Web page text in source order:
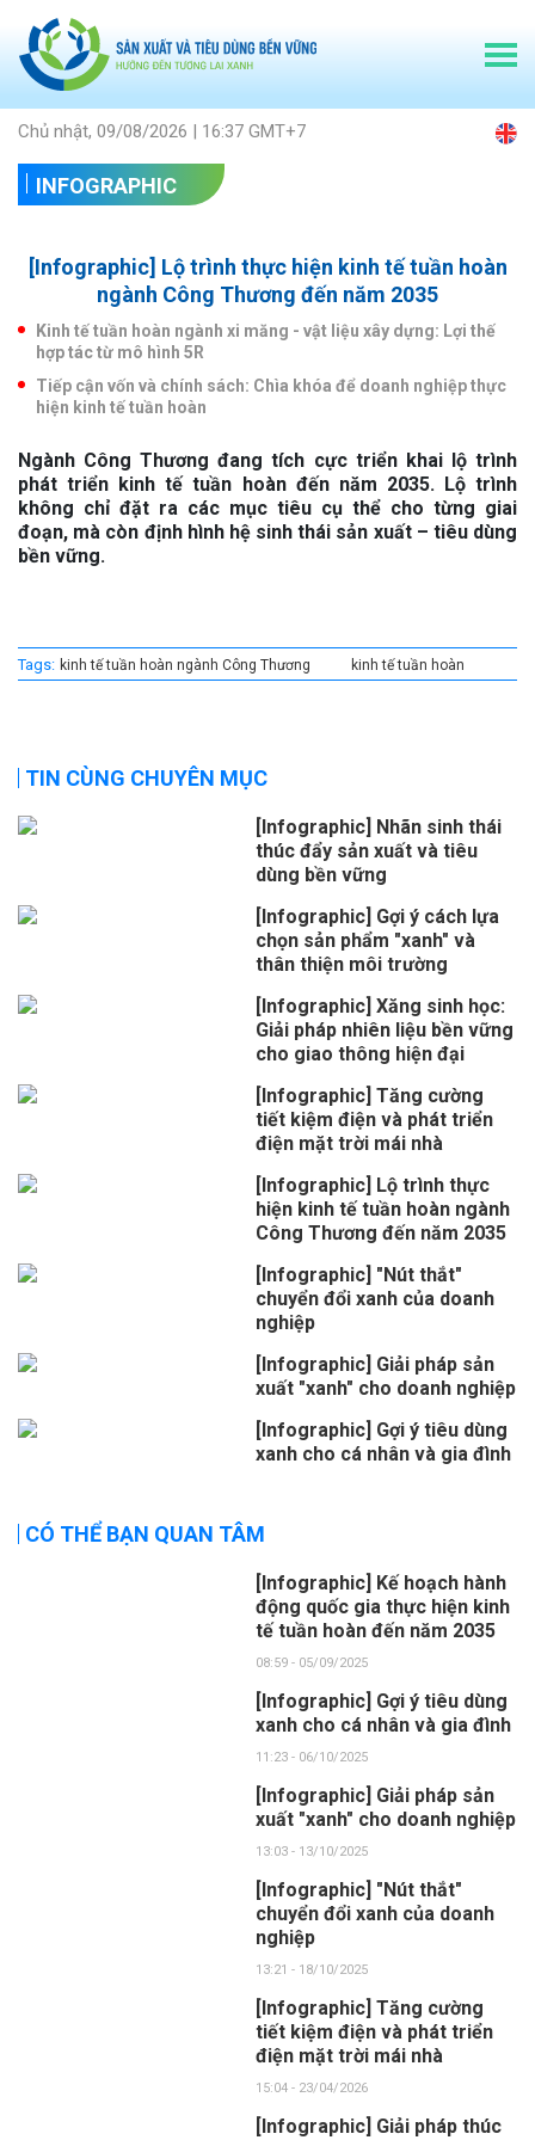
Chủ nhật, 09/08/2026 | 16:37 GMT+7
INFOGRAPHIC
[Infographic] Lộ trình thực hiện kinh tế tuần hoàn
ngành Công Thương đến năm 2035
Kinh tế tuần hoàn ngành xi măng - vật liệu xây dựng: Lợi thế
hợp tác từ mô hình 5R
Tiếp cận vốn và chính sách: Chìa khóa để doanh nghiệp thực
hiện kinh tế tuần hoàn
Ngành Công Thương đang tích cực triển khai lộ trình
phát triển kinh tế tuần hoàn đến năm 2035. Lộ trình
không chỉ đặt ra các mục tiêu cụ thể cho từng giai
đoạn, mà còn định hình hệ sinh thái sản xuất – tiêu dùng
bền vững.
Tags: kinh tế tuần hoàn ngành Công Thương kinh tế tuần hoàn
TIN CÙNG CHUYÊN MỤC
[Infographic] Nhãn sinh thái
thúc đẩy sản xuất và tiêu
dùng bền vững
[Infographic] Gợi ý cách lựa
chọn sản phẩm "xanh" và
thân thiện môi trường
[Infographic] Xăng sinh học:
Giải pháp nhiên liệu bền vững
cho giao thông hiện đại
[Infographic] Tăng cường
tiết kiệm điện và phát triển
điện mặt trời mái nhà
[Infographic] Lộ trình thực
hiện kinh tế tuần hoàn ngành
Công Thương đến năm 2035
[Infographic] "Nút thắt"
chuyển đổi xanh của doanh
nghiệp
[Infographic] Giải pháp sản
xuất "xanh" cho doanh nghiệp
[Infographic] Gợi ý tiêu dùng
xanh cho cá nhân và gia đình
CÓ THỂ BẠN QUAN TÂM
[Infographic] Kế hoạch hành
động quốc gia thực hiện kinh
tế tuần hoàn đến năm 2035
08:59 - 05/09/2025
[Infographic] Gợi ý tiêu dùng
xanh cho cá nhân và gia đình
11:23 - 06/10/2025
[Infographic] Giải pháp sản
xuất "xanh" cho doanh nghiệp
13:03 - 13/10/2025
[Infographic] "Nút thắt"
chuyển đổi xanh của doanh
nghiệp
13:21 - 18/10/2025
[Infographic] Tăng cường
tiết kiệm điện và phát triển
điện mặt trời mái nhà
15:04 - 23/04/2026
[Infographic] Giải pháp thúc